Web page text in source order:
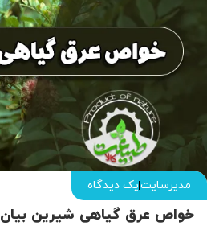
مدیرسایتیک دیدگاه
خواص عرق گیاهی شیرین بیان